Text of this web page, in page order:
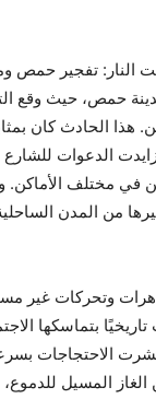
النار: تفجير حمص
حمص، حيث وقع
هذا الحادث كان
الدعوات
في مختلف الأماكن.
وتحركات غير
تاريخيًا بتماسكها
الاحتجاجات
المسيل